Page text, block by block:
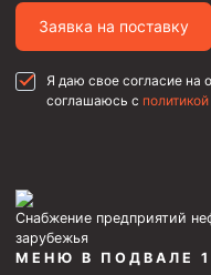
Фрезеры торцевые с
Магнитные ловители
Калибраторы
Фрезеры Барракуда
Заявка на поставку
Я даю свое согласие на
соглашаюсь с
Снабжение предприятий
зарубежья
МЕНЮ В ПОДВАЛЕ 1